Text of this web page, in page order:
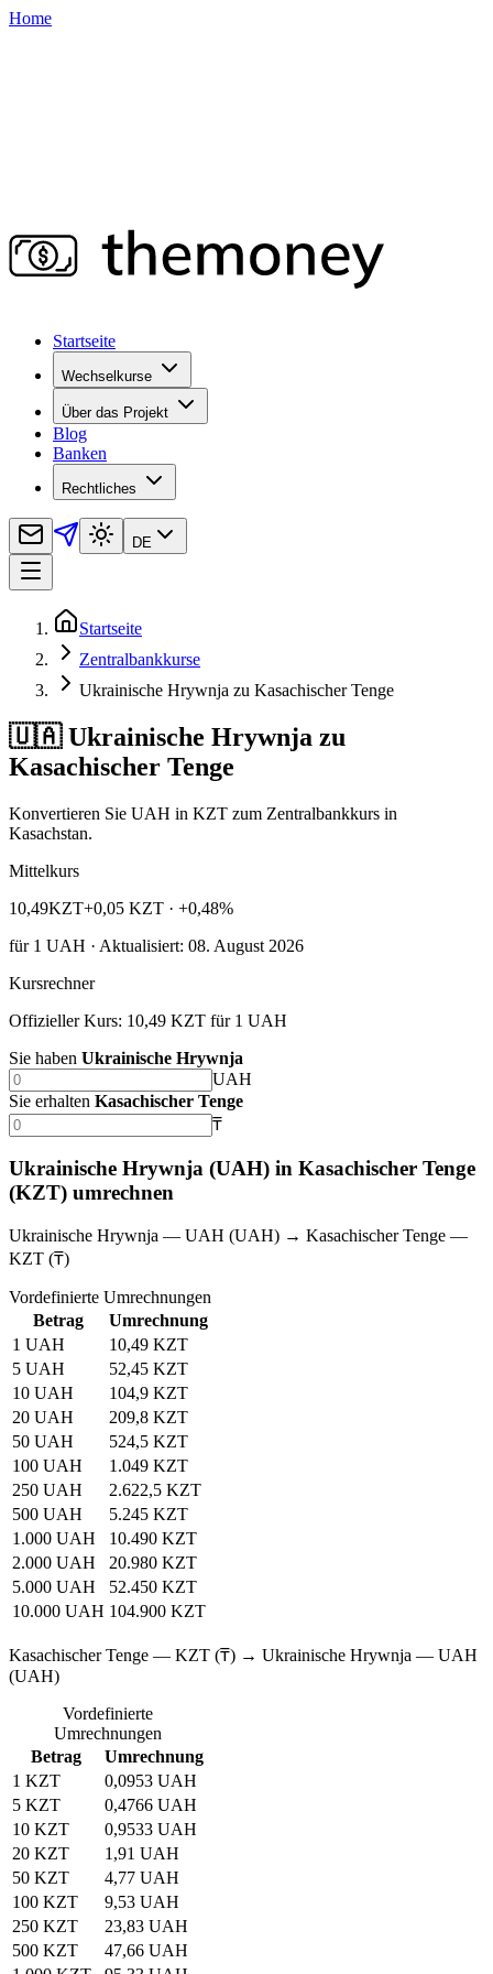
Home
Startseite
Wechselkurse
Über das Projekt
Blog
Banken
Rechtliches
DE
Startseite
Zentralbankkurse
Ukrainische Hrywnja zu Kasachischer Tenge
🇺🇦 Ukrainische Hrywnja zu
Kasachischer Tenge
Konvertieren Sie UAH in KZT zum Zentralbankkurs in
Kasachstan.
Mittelkurs
10,49KZT+0,05 KZT · +0,48%
für1 UAH · Aktualisiert: 08. August 2026
Kursrechner
Offizieller Kurs: 10,49 KZT für 1 UAH
Sie haben Ukrainische Hrywnja
UAH
Sie erhalten Kasachischer Tenge
₸
Ukrainische Hrywnja (UAH) in Kasachischer Tenge
(KZT) umrechnen
Ukrainische Hrywnja — UAH (UAH) → Kasachischer Tenge —
KZT (₸)
Vordefinierte Umrechnungen
Betrag
Umrechnung
1 UAH
10,49 KZT
5 UAH
52,45 KZT
10 UAH
104,9 KZT
20 UAH
209,8 KZT
50 UAH
524,5 KZT
100 UAH
1.049 KZT
250 UAH
2.622,5 KZT
500 UAH
5.245 KZT
1.000 UAH
10.490 KZT
2.000 UAH
20.980 KZT
5.000 UAH
52.450 KZT
10.000 UAH 104.900 KZT
Kasachischer Tenge — KZT (₸) → Ukrainische Hrywnja — UAH
(UAH)
Vordefinierte
Umrechnungen
Betrag
Umrechnung
1 KZT
0,0953 UAH
5 KZT
0,4766 UAH
10 KZT
0,9533 UAH
20 KZT
1,91 UAH
50 KZT
4,77 UAH
100 KZT
9,53 UAH
250 KZT
23,83 UAH
500 KZT
47,66 UAH